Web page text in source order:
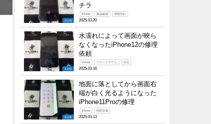
未分類
チラ
iPhone 液晶破損 画面割れ
2025.03.20
未分類
水濡れによって画面が映ら
なくなったiPhone12の修理
依頼
iPhone ブラックアウト 水没
2025.03.16
未分類
地面に落としてから画面右
端が白く光るようになった
iPhone11Proの修理
iPhone 画面交換
2025.03.13